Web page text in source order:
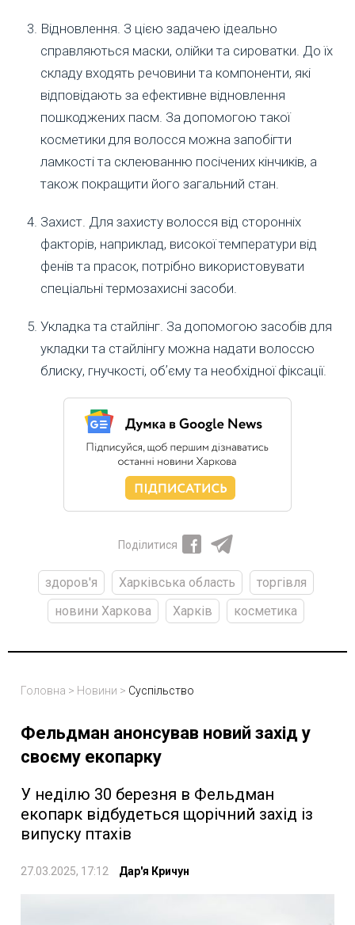
Відновлення. З цією задачею ідеально
справляються маски, олійки та сироватки. До їх
складу входять речовини та компоненти, які
відповідають за ефективне відновлення
пошкоджених пасм. За допомогою такої
косметики для волосся можна запобігти
ламкості та склеюванню посічених кінчиків, а
також покращити його загальний стан.
Захист. Для захисту волосся від сторонніх
факторів, наприклад, високої температури від
фенів та прасок, потрібно використовувати
спеціальні термозахисні засоби.
Укладка та стайлінг. За допомогою засобів для
укладки та стайлінгу можна надати волоссю
блиску, гнучкості, обʼєму та необхідної фіксації.
Поділитися
здоров'я Харківська область
торгівля
новини Харкова
Харків косметика
Головна > Новини > Суспільство
Фельдман анонсував новий захід у
своєму екопарку
У неділю 30 березня в Фельдман
екопарк відбудеться щорічний захід із
випуску птахів
27.03.2025, 17:12 Дар'я Кричун